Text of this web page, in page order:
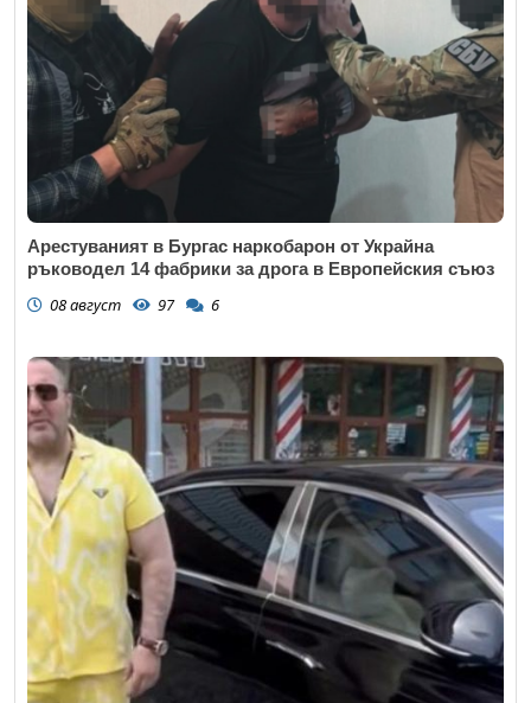
Арестуваният в Бургас наркобарон от Украйна
ръководел 14 фабрики за дрога в Европейския съюз
08 август 97 6